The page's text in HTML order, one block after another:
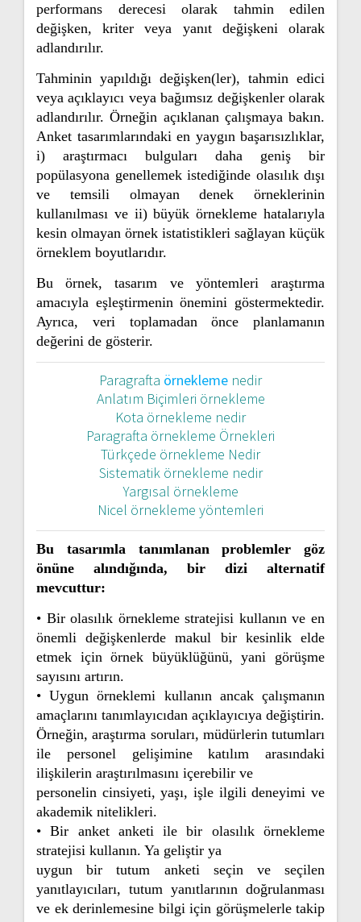
performans derecesi olarak tahmin edilen
değişken, kriter veya yanıt değişkeni olarak
adlandırılır.
Tahminin yapıldığı değişken(ler), tahmin edici
veya açıklayıcı veya bağımsız değişkenler olarak
adlandırılır. Örneğin açıklanan çalışmaya bakın.
Anket tasarımlarındaki en yaygın başarısızlıklar,
i) araştırmacı bulguları daha geniş bir
popülasyona genellemek istediğinde olasılık dışı
ve temsili olmayan denek örneklerinin
kullanılması ve ii) büyük örnekleme hatalarıyla
kesin olmayan örnek istatistikleri sağlayan küçük
örneklem boyutlarıdır.
Bu örnek, tasarım ve yöntemleri araştırma
amacıyla eşleştirmenin önemini göstermektedir.
Ayrıca, veri toplamadan önce planlamanın
değerini de gösterir.
Paragrafta örnekleme nedir
Anlatım Biçimleri örnekleme
Kota örnekleme nedir
Paragrafta örnekleme Örnekleri
Türkçede örnekleme Nedir
Sistematik örnekleme nedir
Yargısal örnekleme
Nicel örnekleme yöntemleri
Bu tasarımla tanımlanan problemler göz
önüne alındığında, bir dizi alternatif
mevcuttur:
• Bir olasılık örnekleme stratejisi kullanın ve en
önemli değişkenlerde makul bir kesinlik elde
etmek için örnek büyüklüğünü, yani görüşme
sayısını artırın.
• Uygun örneklemi kullanın ancak çalışmanın
amaçlarını tanımlayıcıdan açıklayıcıya değiştirin.
Örneğin, araştırma soruları, müdürlerin tutumları
ile personel gelişimine katılım arasındaki
ilişkilerin araştırılmasını içerebilir ve
personelin cinsiyeti, yaşı, işle ilgili deneyimi ve
akademik nitelikleri.
• Bir anket anketi ile bir olasılık örnekleme
stratejisi kullanın. Ya geliştir ya
uygun bir tutum anketi seçin ve seçilen
yanıtlayıcıları, tutum yanıtlarının doğrulanması
ve ek derinlemesine bilgi için görüşmelerle takip